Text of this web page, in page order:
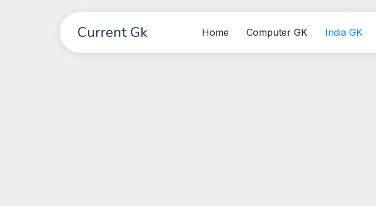
Current Gk Home Computer GK India GK